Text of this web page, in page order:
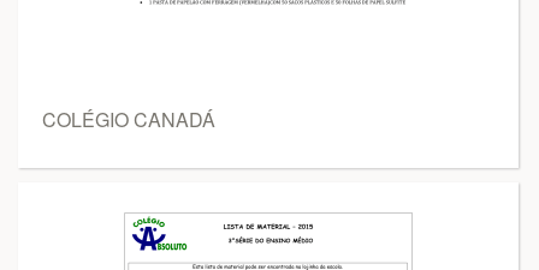
COLÉGIO CANADÁ